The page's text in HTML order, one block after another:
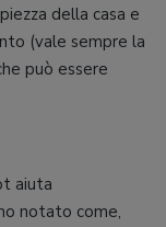
della casa e
(vale sempre la
può essere
aiuta
notato come,